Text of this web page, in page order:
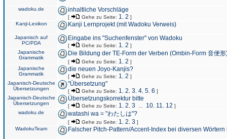
wadoku.de inhaltliche Vorschläge
[ Gehe zu Seite: 1 2 ]
Kanji-Lexikon
Kanji Lernprojekt (mit Wadoku Verweis)
Japanisch auf
PC/PDA
Eingabe ins "Suchenfenster" von Wadoku
[ Gehe zu Seite: 1 2 ]
Japanische
Grammatik
Die Bildung der TE-Form der Verben (Ombin-Form 音便形
[ Gehe zu Seite: 1 2 ]
Japanische
Grammatik
die neuen Joyo-Kanjis?
[ Gehe zu Seite: 1 2 ]
Japanisch-Deutsche
Übersetzungen
"Übersetzung"
[ Gehe zu Seite: 1 2 3 4 5 6 ]
Japanisch-Deutsche
Übersetzungen
Übersetzungskorrektur bitte
[ Gehe zu Seite: 1 2 3 10 11 12 ]
wadoku.de
watashi wa = "わたしは"?
[ Gehe zu Seite: 1 2 3 ]
WadokuTeam
Falscher Pitch-Pattern/Accent-Index bei diversen